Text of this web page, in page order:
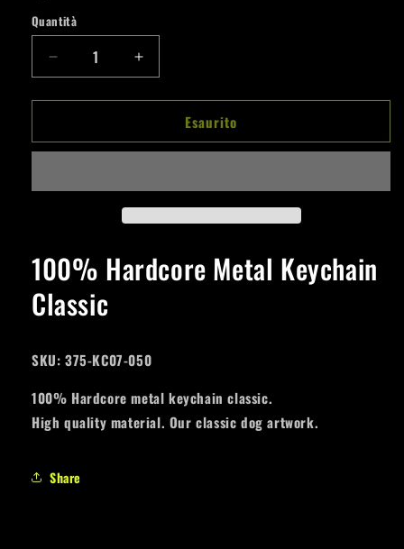
Quantità
Quantità
Diminuisci
quantità
per
Hardcore
Classic
Aumenta
quantità
per
Hardcore
Classic
Esaurito
100% Hardcore Metal Keychain
Classic
SKU: 375-KC07-050
100% Hardcore metal keychain classic.
High quality material. Our classic dog artwork.
Share